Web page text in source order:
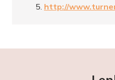
http://